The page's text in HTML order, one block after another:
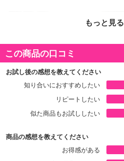
もっと見る
この商品の口コミ
お試し後の感想を教えてください
知り合いにおすすめしたい
リピートしたい
似た商品もお試ししたい
商品の感想を教えてください
お得感がある